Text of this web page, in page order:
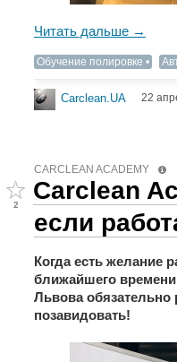
Читать дальше →
Обучение полировке
Carclean.UA 22
CARCLEAN ACADEMY
2
Carclean
если
Когда есть желание
ближайшего
Львова обязательно
позавидовать!